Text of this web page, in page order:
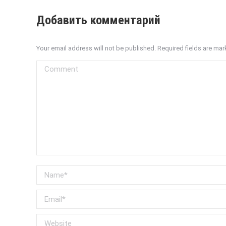
Добавить комментарий
Your email address will not be published. Required fields are
Comment
Name *
Email *
Website